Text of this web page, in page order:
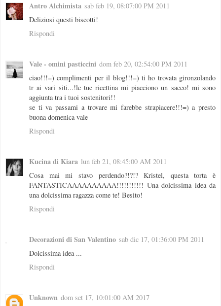
Antro Alchimista sab feb 19, 08:07:00 PM 2011
Deliziosi questi biscotti!
Rispondi
Vale - omini pasticcini dom feb 20, 02:54:00 PM 2011
ciao!!!=) complimenti per il blog!!!=) ti ho trovata gironzolando
tr ai vari siti...!le tue ricettina mi piacciono un sacco! mi sono
aggiunta tra i tuoi sostenitori!!
se ti va passami a trovare mi farebbe strapiacere!!!=) a presto
buona domenica vale
Rispondi
Kucina di Kiara lun feb 21, 08:45:00 AM 2011
Cosa mai mi stavo perdendo?!?!? Kristel, questa torta è
FANTASTICAAAAAAAAAA!!!!!!!!!!! Una dolcissima idea da
una dolcissima ragazza come te! Besito!
Rispondi
Decorazioni di San Valentino sab dic 17, 01:36:00 PM 2011
Dolcissima idea ...
Rispondi
Unknown dom set 17, 10:01:00 AM 2017